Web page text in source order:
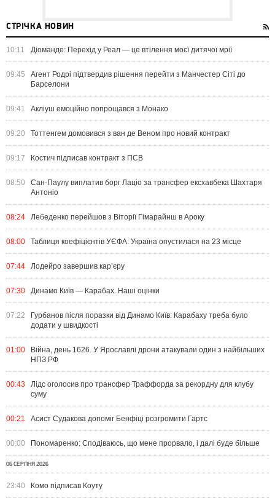
СТРІЧКА НОВИН
10:11 Діоманде: Перехід у Реал — це втілення моєї дитячої мрії
09:45
Агент Родрі підтвердив рішення перейти з Манчестер Сіті до
Барселони
09:41 Акліуш емоційно попрощався з Монако
09:20 Тоттенгем домовився з ван де Веном про новий контракт
09:17 Костич підписав контракт з ПСВ
08:50
Сан-Паулу виплатив борг Лаціо за трансфер ексхавбека Шахтаря
Антоніо
08:24 Лебеденко перейшов з Віторії Гімарайнш в Ароку
08:00 Таблиця коефіцієнтів УЄФА: Україна опустилася на 23 місце
07:44 Лодейро завершив кар’єру
07:30 Динамо Київ — Карабах. Наші оцінки
07:22
Гурбанов після поразки від Динамо Київ: Карабаху треба було
додати у швидкості
01:00
Війна, день 1626. У Ярославлі дрони атакували один з найбільших
НПЗ РФ
00:43
Лідс оголосив про трансфер Траффорда за рекордну для клубу
суму
00:21 Асист Судакова допоміг Бенфіці розгромити Гартс
00:00 Пономаренко: Сподіваюсь, що мене прорвало, і далі буде більше
06 СЕРПНЯ 2026
23:40 Комо підписав Коуту